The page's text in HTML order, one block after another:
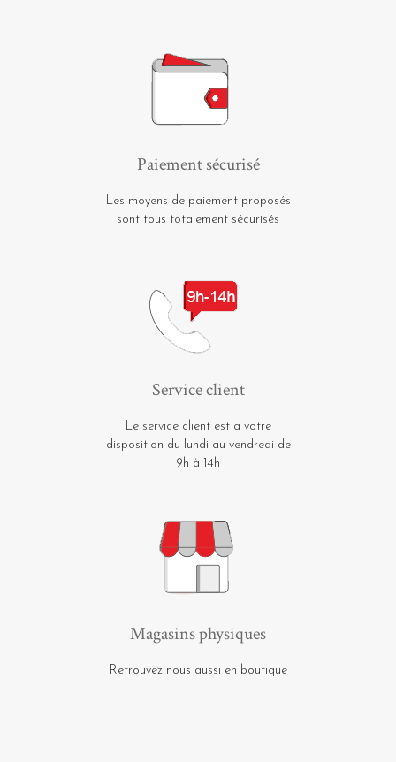
Paiement sécurisé
Les moyens de paiement proposés
sont tous totalement sécurisés
Service client
Le service client est a votre
disposition du lundi au vendredi de
9h à 14h
Magasins physiques
Retrouvez nous aussi en boutique